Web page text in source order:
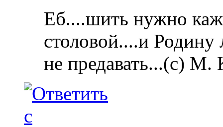
Еб....шить нужно
столовой....и
не предавать...(с) М.